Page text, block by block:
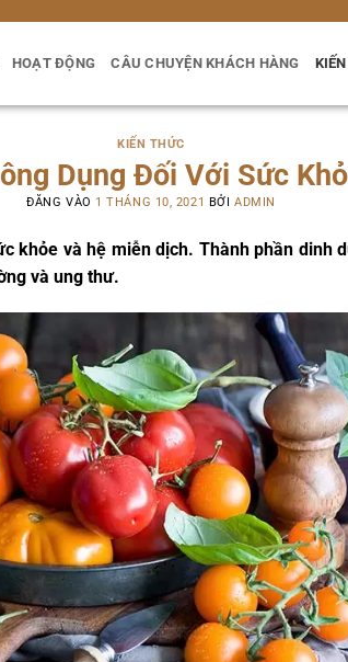
HOẠT ĐỘNG CÂU CHUYỆN KHÁCH HÀNG
KIẾN THỨC
Dụng Đối Với Sức
ĐĂNG VÀO 1 THÁNG 10, 2021 BỞI ADMIN
khỏe và hệ miễn dịch. Thành phần dinh
và ung thư.